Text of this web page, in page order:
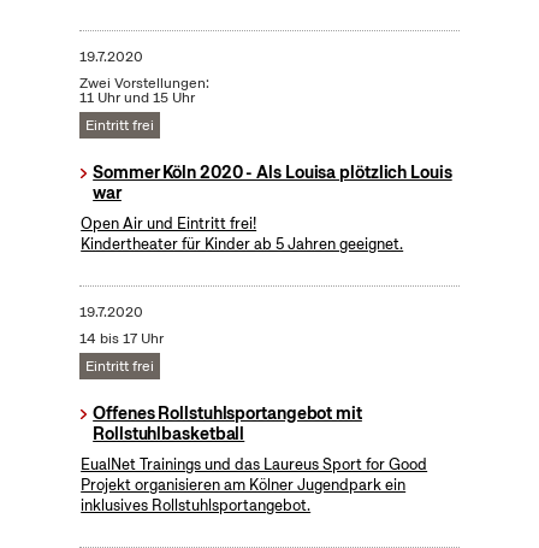
19.7.2020
Zwei Vorstellungen:
11 Uhr und 15 Uhr
Eintritt frei
Sommer Köln 2020 - Als Louisa plötzlich Louis
war
Open Air und Eintritt frei!
Kindertheater für Kinder ab 5 Jahren geeignet.
19.7.2020
14 bis 17 Uhr
Eintritt frei
Offenes Rollstuhlsportangebot mit
Rollstuhlbasketball
EualNet Trainings und das Laureus Sport for Good
Projekt organisieren am Kölner Jugendpark ein
inklusives Rollstuhlsportangebot.